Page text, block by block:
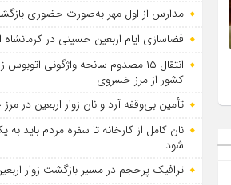
مدارس از اول مهر به‌صورت حضوری
فضاسازی ایام اربعین حسینی در کرمانشاه
انتقال ۱۵ مصدوم سانحه واژگونی
کشور از مرز خسروی
تأمین بی‌وقفه آرد و نان زوار اربعین در
نان کامل از کارخانه تا سفره مردم باید
شود
ترافیک پرحجم در مسیر بازگشت زوار